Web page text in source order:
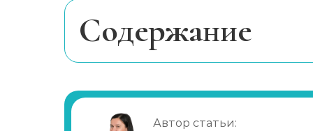
Cодержание
Методы лечения компьютерной
Этапы лечения компьютерной
Автор статьи: